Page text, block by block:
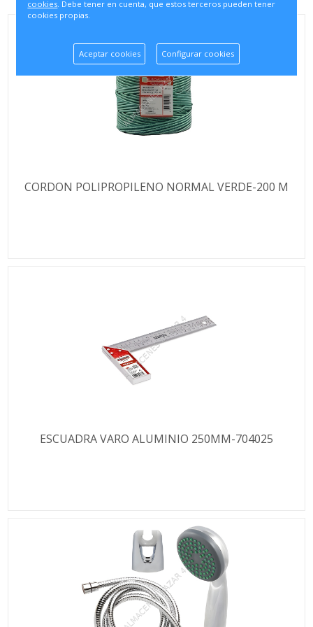
CORDON POLIPROPILENO NORMAL VERDE-200 M
ESCUADRA VARO ALUMINIO 250MM-704025
cookies. Debe tener en cuenta, que estos terceros pueden tener
cookies propias.
Aceptar cookies Configurar cookies